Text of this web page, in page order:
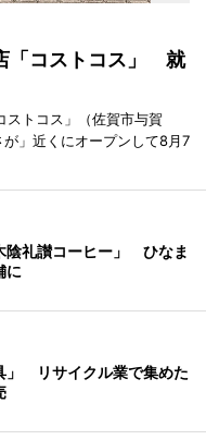
「コストコス」 就
ストコス」（佐賀市与賀
」近くにオープンして8月7
陰礼讃コーヒー」 ひなま
に
」 リサイクル業で集めた